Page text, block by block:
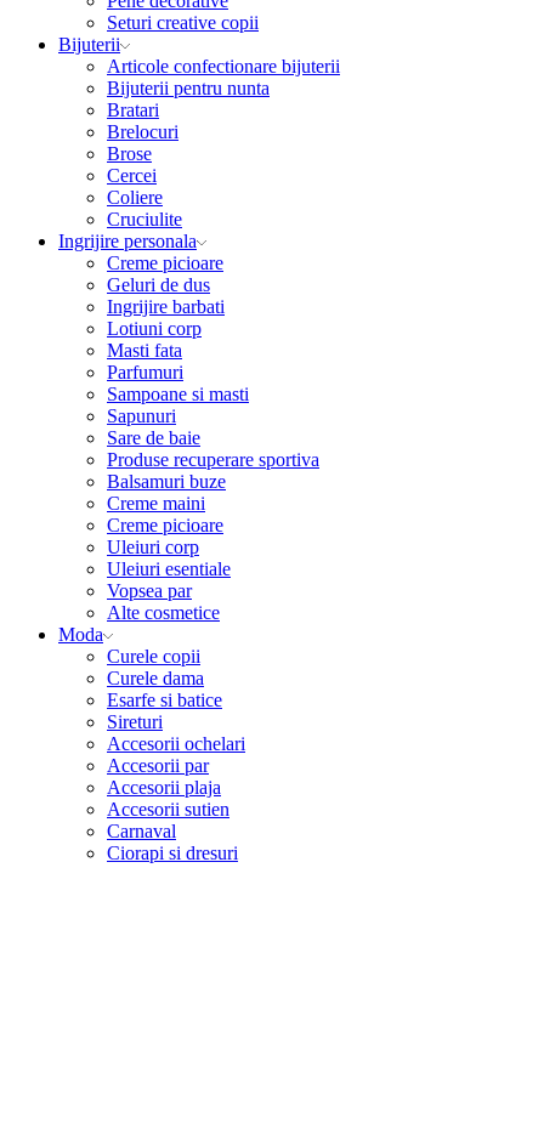
Seturi creative copii
Bijuterii
Articole confectionare bijuterii
Bijuterii pentru nunta
Bratari
Brelocuri
Brose
Cercei
Coliere
Cruciulite
Ingrijire personala
Creme picioare
Geluri de dus
Ingrijire barbati
Lotiuni corp
Masti fata
Parfumuri
Sampoane si masti
Sapunuri
Sare de baie
Produse recuperare sportiva
Balsamuri buze
Creme maini
Creme picioare
Uleiuri corp
Uleiuri esentiale
Vopsea par
Alte cosmetice
Moda
Curele copii
Curele dama
Esarfe si batice
Sireturi
Accesorii ochelari
Accesorii par
Accesorii plaja
Accesorii sutien
Carnaval
Ciorapi si dresuri